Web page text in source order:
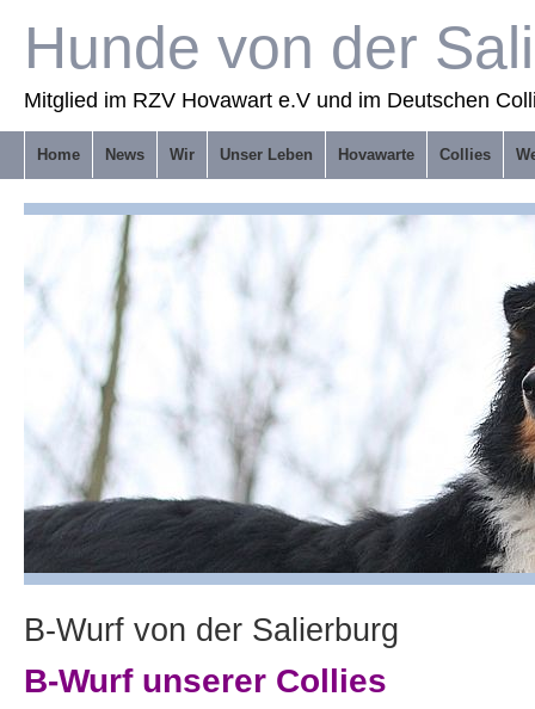
Hunde von der
Mitglied im RZV Hovawart e.V und im Deutschen
Home News Wir Unser Leben Hovawarte Collies
B-Wurf von der Salierburg
B-Wurf unserer Collies